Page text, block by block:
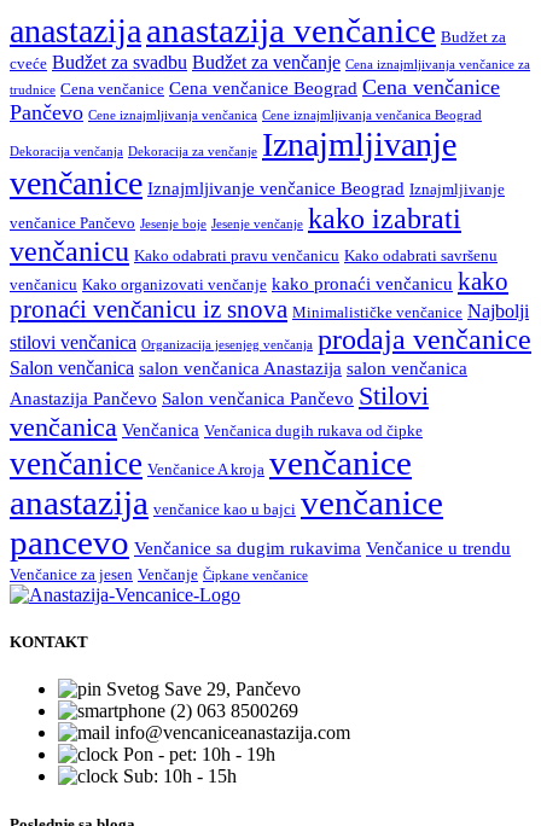
anastazijaanastazija venčanice Budžet za
cveće Budžet za svadbu Budžet za venčanje Cena iznajmljivanja venčanice za
trudnice Cena venčanice Cena venčanice Beograd Cena venčanice
Pančevo Cene iznajmljivanja venčanica Cene iznajmljivanja venčanica Beograd
Dekoracija venčanja Dekoracija za venčanje Iznajmljivanje
venčanice Iznajmljivanje venčanice Beograd Iznajmljivanje
venčanice Pančevo Jesenje boje Jesenje venčanje kako izabrati
venčanicu Kako odabrati pravu venčanicu Kako odabrati savršenu
venčanicu Kako organizovati venčanje kako pronaći venčanicu kako
pronaći venčanicu iz snova Minimalističke venčanice Najbolji
stilovi venčanica Organizacija jesenjeg venčanja prodaja venčanice
Salon venčanica salon venčanica Anastazija salon venčanica
Anastazija Pančevo Salon venčanica Pančevo Stilovi
venčanica Venčanica Venčanica dugih rukava od čipke
venčanice Venčanice A kroja venčanice
anastazija venčanice kao u bajci venčanice
pancevo Venčanice sa dugim rukavima Venčanice u trendu
Venčanice za jesen Venčanje Čipkane venčanice
KONTAKT
Svetog Save 29, Pančevo
063 8500269
info@vencaniceanastazija.com
Pon - pet: 10h - 19h
Sub: 10h - 15h